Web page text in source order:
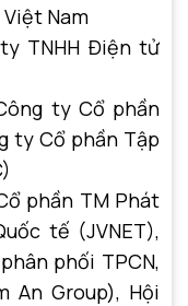
Nam
TNHH Điện tử
ty Cổ phần
ty Cổ phần Tập
phần TM Phát
tế (JVNET),
phối TPCN,
An Group), Hội